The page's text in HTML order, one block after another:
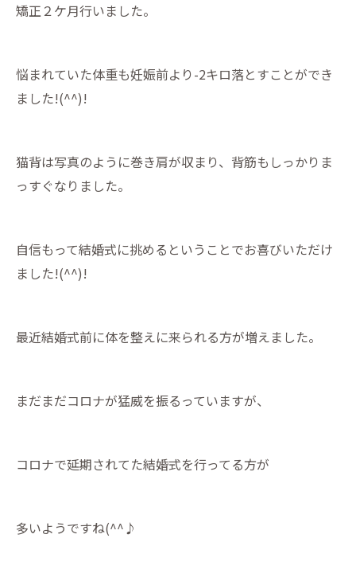
矯正２ケ月行いました。
悩まれていた体重も妊娠前より-2キロ落とすことができ
ました!(^^)!
猫背は写真のように巻き肩が収まり、背筋もしっかりま
っすぐなりました。
自信もって結婚式に挑めるということでお喜びいただけ
ました!(^^)!
最近結婚式前に体を整えに来られる方が増えました。
まだまだコロナが猛威を振るっていますが、
コロナで延期されてた結婚式を行ってる方が
多いようですね(^^♪